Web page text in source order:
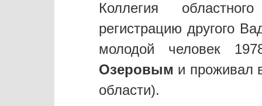
Коллегия
регистрацию другого
молодой человек
Озеровым и проживал
области).